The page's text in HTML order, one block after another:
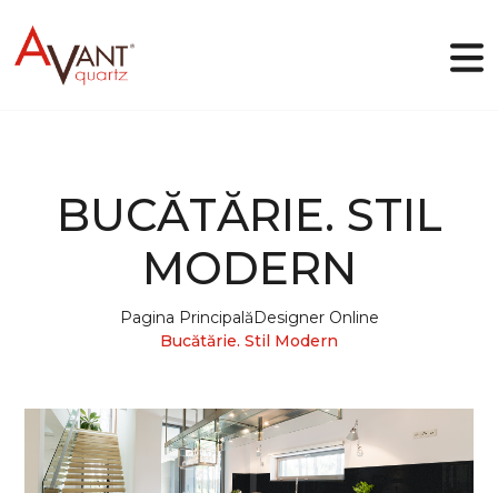
Colecții
Designer online
Galerie
Blog
BUCĂTĂRIE. STIL
MODERN
Pagina PrincipalăDesigner Online
Bucătărie. Stil Modern